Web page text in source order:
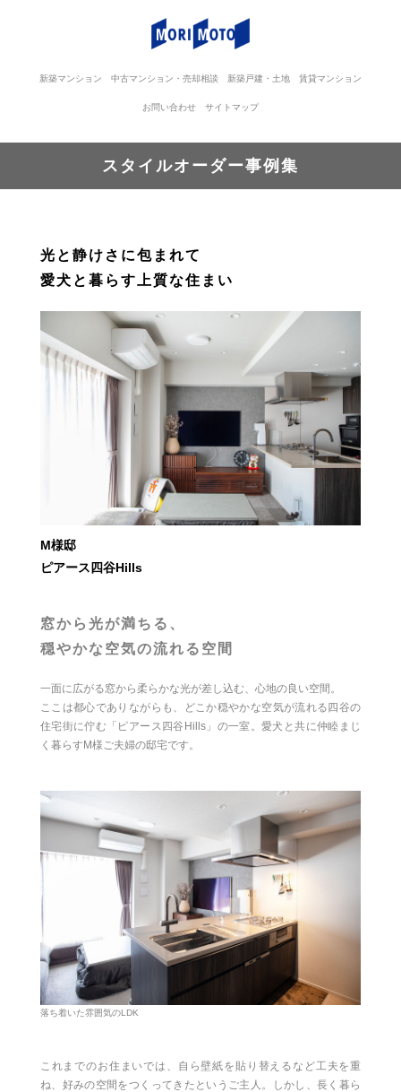
新築マンション 中古マンション・売却相談 新築戸建・土地 賃貸マンション
お問い合わせ サイトマップ
スタイルオーダー事例集
光と静けさに包まれて
愛犬と暮らす上質な住まい
M様邸
ピアース四谷Hills
窓から光が満ちる、
穏やかな空気の流れる空間
一面に広がる窓から柔らかな光が差し込む、心地の良い空間。
ここは都心でありながらも、どこか穏やかな空気が流れる四谷の
住宅街に佇む「ピアース四谷Hills」の一室。愛犬と共に仲睦まじ
く暮らすM様ご夫婦の邸宅です。
落ち着いた雰囲気のLDK
これまでのお住まいでは、自ら壁紙を貼り替えるなど工夫を重
ね、好みの空間をつくってきたというご主人。しかし、長く暮ら